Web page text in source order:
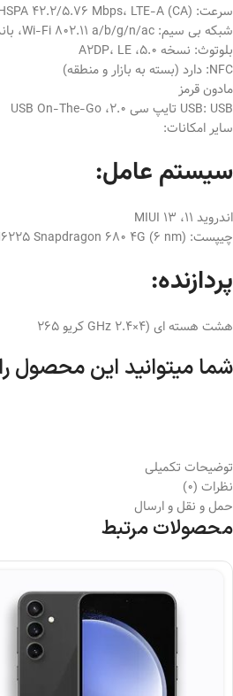
سرعت: HSPA 42.2/5.76 Mbps، LTE-A (CA)
شبکه بی سیم: Wi-Fi 802.11 a/b/g/n/ac، باند دوگانه، Wi-Fi Direct، هات اسپات
بلوتوث: نسخه 5.0، A2DP، LE
NFC: دارد (بسته به بازار و منطقه)
مادون قرمز
USB: USB تایپ سی 2.0، USB On-The-Go
سایر امکانات:
سیستم عامل:
اندروید 11، MIUI 13
چیپست: Qualcomm SM6225 Snapdragon 680 4G (6 nm)
پردازنده:
هشت هسته ای (4×2.4 GHz کریو 265
شما میتوانید این محصول
توضیحات تکمیلی
نظرات (0)
حمل و نقل و ارسال
محصولات مرتبط